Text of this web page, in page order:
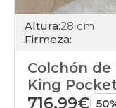
Altura:28 cm
Firmeza:
Colchón
King
716,99€